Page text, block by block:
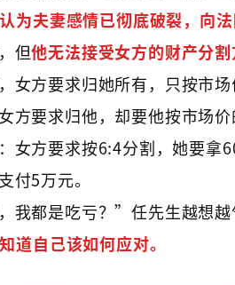
为夫妻感情已彻底破裂，向法
但他无法接受女方的财产分割
女方要求归她所有，只按市场
方要求归他，却要他按市场价
女方要求按6:4分割，她要拿
付5万元。
我都是吃亏？”任先生越想
道自己该如何应对。